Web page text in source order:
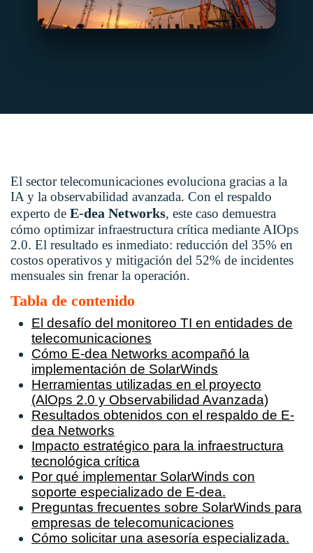
El sector telecomunicaciones evoluciona gracias a la
IA y la observabilidad avanzada. Con el respaldo
experto de E-dea Networks, este caso demuestra
cómo optimizar infraestructura crítica mediante AIOps
2.0. El resultado es inmediato: reducción del 35% en
costos operativos y mitigación del 52% de incidentes
mensuales sin frenar la operación.
Tabla de contenido
El desafío del monitoreo TI en entidades de
telecomunicaciones
Cómo E-dea Networks acompañó la
implementación de SolarWinds
Herramientas utilizadas en el proyecto
(AlOps 2.0 y Observabilidad Avanzada)
Resultados obtenidos con el respaldo de E-
dea Networks
Impacto estratégico para la infraestructura
tecnológica crítica
Por qué implementar SolarWinds con
soporte especializado de E-dea.
Preguntas frecuentes sobre SolarWinds para
empresas de telecomunicaciones
Cómo solicitar una asesoría especializada.